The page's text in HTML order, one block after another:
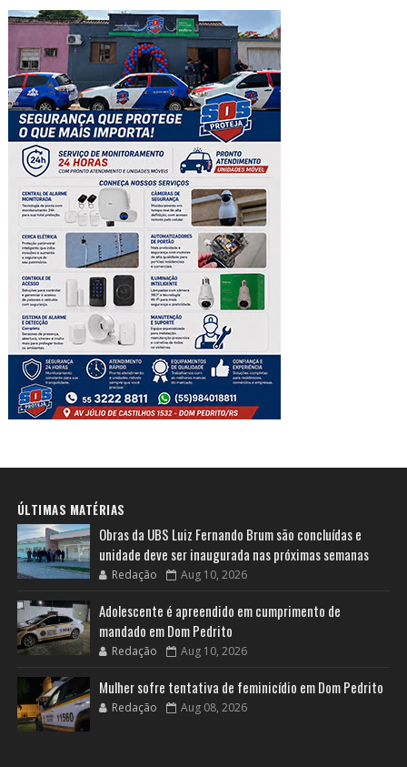
ÚLTIMAS MATÉRIAS
Obras da UBS Luiz Fernando Brum são concluídas e
unidade deve ser inaugurada nas próximas semanas
Redação Aug 10, 2026
Adolescente é apreendido em cumprimento de
mandado em Dom Pedrito
Redação Aug 10, 2026
Mulher sofre tentativa de feminicídio em Dom Pedrito
Redação Aug 08, 2026